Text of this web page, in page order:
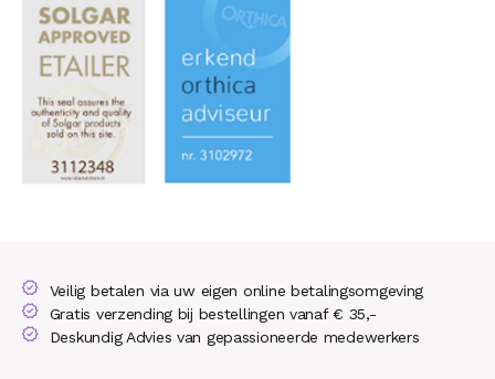
Veilig betalen via uw eigen online betalingsomgeving
Gratis verzending bij bestellingen vanaf € 35,-
Deskundig Advies van gepassioneerde medewerkers